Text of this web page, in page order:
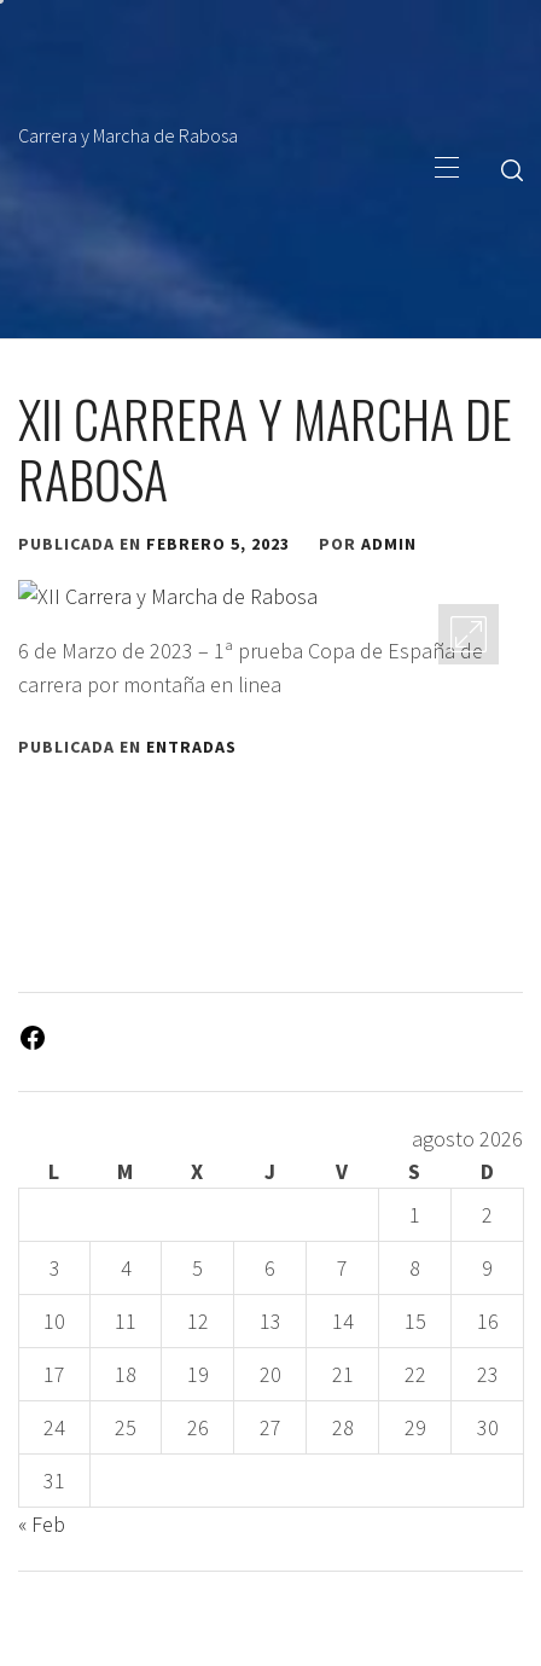
Carrera y Marcha de Rabosa
principal
XII CARRERA Y MARCHA DE
RABOSA
PUBLICADA EN FEBRERO 5, 2023 POR ADMIN
6 de Marzo de 2023 – 1ª prueba Copa de España de
carrera por montaña en linea
PUBLICADA EN ENTRADAS
agosto 2026
L
M X J V S
D
1
2
3
4 5 6 7 8
9
10
11 12 13 14 15
16
17
18 19 20 21 22
23
24
25 26 27 28 29
30
31
« Feb